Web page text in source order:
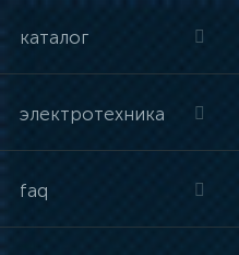
каталог
электротехника
faq